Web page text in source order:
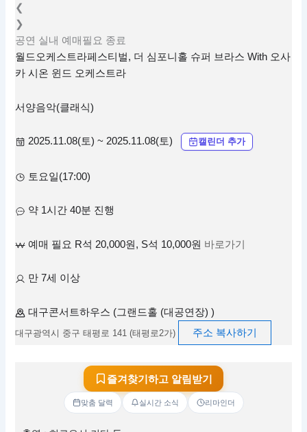
❮
❯
공연 실내 예매필요 종료
월드오케스트라페스티벌, 더 심포니홀 슈퍼 브라스 With 오사
카 시온 윈드 오케스트라
서양음악(클래식)
2025.11.08(토) ~ 2025.11.08(토) 캘린더 추가
토요일(17:00)
약 1시간 40분 진행
예매 필요 R석 20,000원, S석 10,000원 바로가기
만 7세 이상
대구콘서트하우스 (그랜드홀 (대공연장) )
대구광역시 중구 태평로 141 (태평로2가) 주소 복사하기
즐겨찾기하고 알림받기
맞춤 달력 실시간 소식 리마인더